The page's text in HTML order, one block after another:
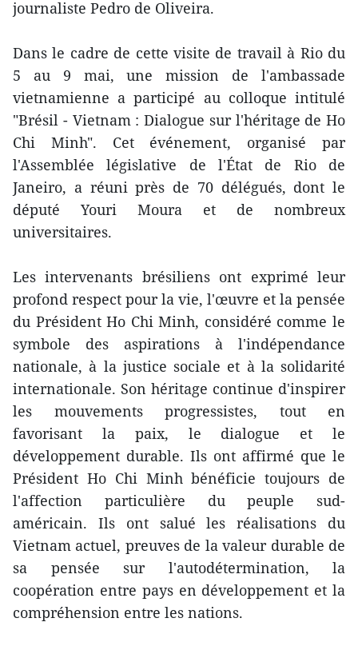
journaliste Pedro de Oliveira.
Dans le cadre de cette visite de travail à Rio du
5 au 9 mai, une mission de l'ambassade
vietnamienne a participé au colloque intitulé
"Brésil - Vietnam : Dialogue sur l'héritage de Ho
Chi Minh". Cet événement, organisé par
l'Assemblée législative de l'État de Rio de
Janeiro, a réuni près de 70 délégués, dont le
député Youri Moura et de nombreux
universitaires.
Les intervenants brésiliens ont exprimé leur
profond respect pour la vie, l'œuvre et la pensée
du Président Ho Chi Minh, considéré comme le
symbole des aspirations à l'indépendance
nationale, à la justice sociale et à la solidarité
internationale. Son héritage continue d'inspirer
les mouvements progressistes, tout en
favorisant la paix, le dialogue et le
développement durable. Ils ont affirmé que le
Président Ho Chi Minh bénéficie toujours de
l'affection particulière du peuple sud-
américain. Ils ont salué les réalisations du
Vietnam actuel, preuves de la valeur durable de
sa pensée sur l'autodétermination, la
coopération entre pays en développement et la
compréhension entre les nations.